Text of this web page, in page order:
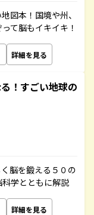
図本！国境や州、
て脳もイキイキ！
詳細を見る
！すごい地球の
脳を鍛える５０の
学とともに解説
詳細を見る